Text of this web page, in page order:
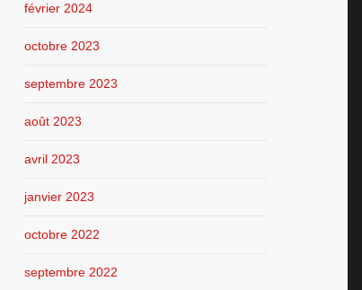
février 2024
octobre 2023
septembre 2023
août 2023
avril 2023
janvier 2023
octobre 2022
septembre 2022